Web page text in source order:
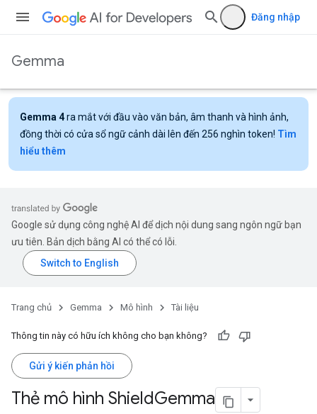
Đăng nhập
Gemma
Gemma 4ra mắt với đầu vào văn bản, âm thanh và hình ảnh,
đồng thời có cửa sổ ngữ cảnh dài lên đến 256 nghìn token! Tìm
hiểu thêm
Google sử dụng công nghệ AI để dịch nội dung sang ngôn ngữ bạn
ưu tiên. Bản dịch bằng AI có thể có lỗi.
Trang chủ Gemma Mô hình Tài liệu
Thông tin này có hữu ích không cho bạn không?
Gửi ý kiến phản hồi
Thẻ mô hình ShieldGemma